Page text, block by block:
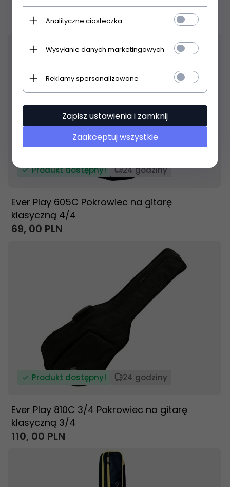
klasycznej
39, 00 PLN
Produkt dostępny! 24 godziny
Ever Play 605C Pokrowiec na gitarę
klasyczną 4/4
69, 00 PLN
Produkt dostępny! 24 godziny
Ever Play 810C 3/4 Pokrowiec na gitarę
klasyczną 3/4
110, 00 PLN
Analityczne ciasteczka
Wysyłanie danych marketingowych
Reklamy spersonalizowane
Zapisz ustawienia i zamknij
Zaakceptuj wszystkie